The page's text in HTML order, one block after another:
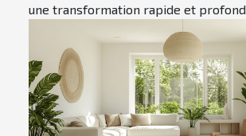
une transformation rapide et